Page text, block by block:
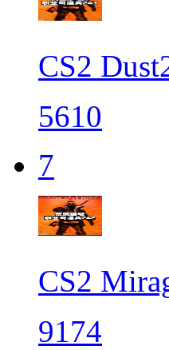
CS2
5610
7
CS2
9174